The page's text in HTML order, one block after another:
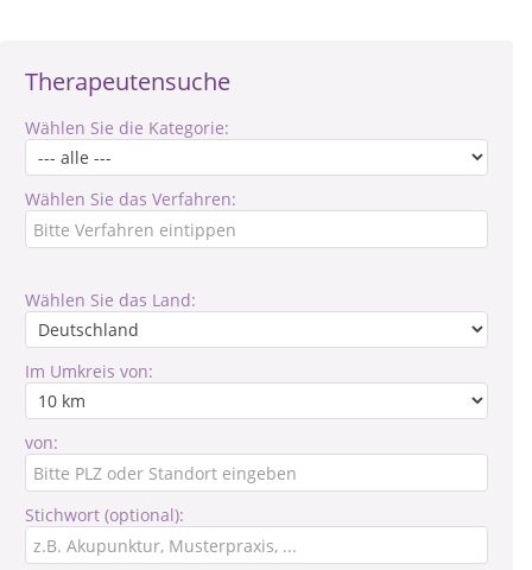
Therapeutensuche
Wählen Sie die Kategorie:
Wählen Sie das Verfahren:
Wählen Sie das Land:
Im Umkreis von:
von:
Stichwort (optional):